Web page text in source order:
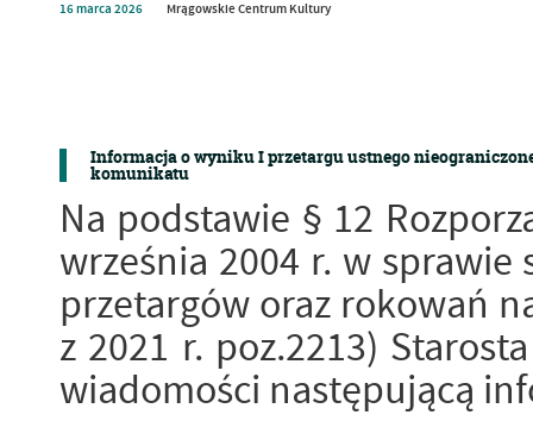
16marca 2026 Mrągowskie Centrum Kultury
Informacja o wyniku I przetargu ustnego
komunikatu
Na podstawie § 12
września 2004 r. w
przetargów oraz rokowań
z 2021 r. poz.2213)
wiadomości następującą